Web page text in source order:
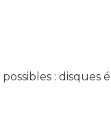
: disques